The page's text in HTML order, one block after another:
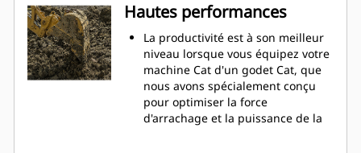
Hautes performances
La productivité est à son meilleur
niveau lorsque vous équipez votre
machine Cat d'un godet Cat, que
nous avons spécialement conçu
pour optimiser la force
d'arrachage et la puissance de la